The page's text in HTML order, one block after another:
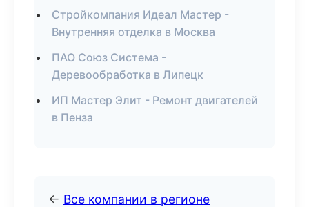
Стройкомпания Идеал Мастер -
Внутренняя отделка в Москва
ПАО Союз Система -
Деревообработка в Липецк
ИП Мастер Элит - Ремонт двигателей
в Пенза
← Все компании в регионе